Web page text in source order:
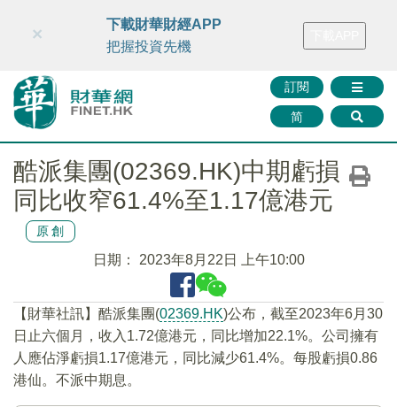
財華智庫網 FINTV FINMETA 財華證券 媒體矩陣
訂閱
简
×
下載財華財經APP
把握投資先機
酷派集團(02369.HK)中期虧損
同比收窄61.4%至1.17億港元
原創
日期： 2023年8月22日 上午10:00
【財華社訊】酷派集團(02369.HK)公布，截至2023年6月30
日止六個月，收入1.72億港元，同比增加22.1%。公司擁有
人應佔淨虧損1.17億港元，同比減少61.4%。每股虧損0.86
港仙。不派中期息。